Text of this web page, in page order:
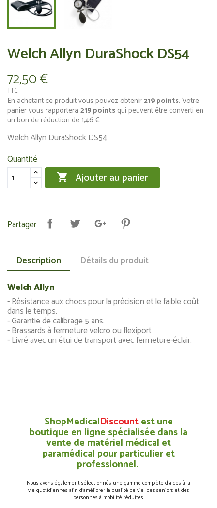
Welch Allyn DuraShock DS54
72,50 €
TTC
En achetant ce produit vous pouvez obtenir219 points. Votre
panier vous rapportera 219 points qui peuvent être converti en
un bon de réduction de1,46 €.
Welch Allyn DuraShock DS54
Quantité
 Ajouter au panier
Partager
Description Détails du produit
Welch Allyn
- Résistance aux chocs pour la précision et le faible coût
dans le temps.
- Garantie de calibrage 5 ans.
- Brassards à fermeture velcro ou flexiport
- Livré avec un étui de transport avec fermeture-éclair.
ShopMedicalDiscountest une
boutique en ligne spécialisée dans la
vente de matériel médical et
paramédical pour particulier et
professionnel.
Nous avons également sélectionnés une gamme complète d’aides à la
vie quotidiennes afin d’améliorer la qualité de vie des séniors et des
personnes à mobilité réduites.